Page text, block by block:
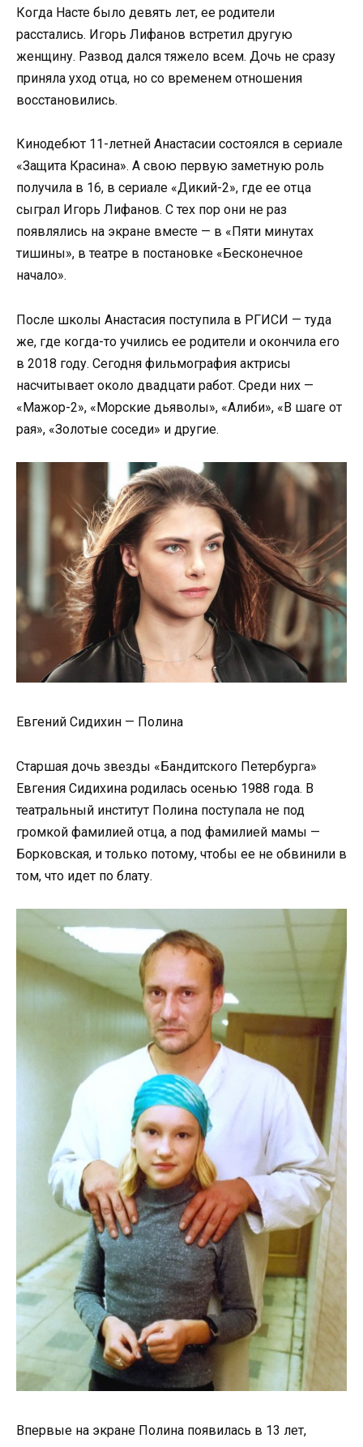
Когда Насте было девять лет, ее родители
расстались. Игорь Лифанов встретил другую
женщину. Развод дался тяжело всем. Дочь не сразу
приняла уход отца, но со временем отношения
восстановились.
Кинодебют 11-летней Анастасии состоялся в сериале
«Защита Красина». А свою первую заметную роль
получила в 16, в сериале «Дикий-2», где ее отца
сыграл Игорь Лифанов. С тех пор они не раз
появлялись на экране вместе — в «Пяти минутах
тишины», в театре в постановке «Бесконечное
начало».
После школы Анастасия поступила в РГИСИ — туда
же, где когда-то учились ее родители и окончила его
в 2018 году. Сегодня фильмография актрисы
насчитывает около двадцати работ. Среди них —
«Мажор-2», «Морские дьяволы», «Алиби», «В шаге от
рая», «Золотые соседи» и другие.
Евгений Сидихин — Полина
Старшая дочь звезды «Бандитского Петербурга»
Евгения Сидихина родилась осенью 1988 года. В
театральный институт Полина поступала не под
громкой фамилией отца, а под фамилией мамы —
Борковская, и только потому, чтобы ее не обвинили в
том, что идет по блату.
Впервые на экране Полина появилась в 13 лет,